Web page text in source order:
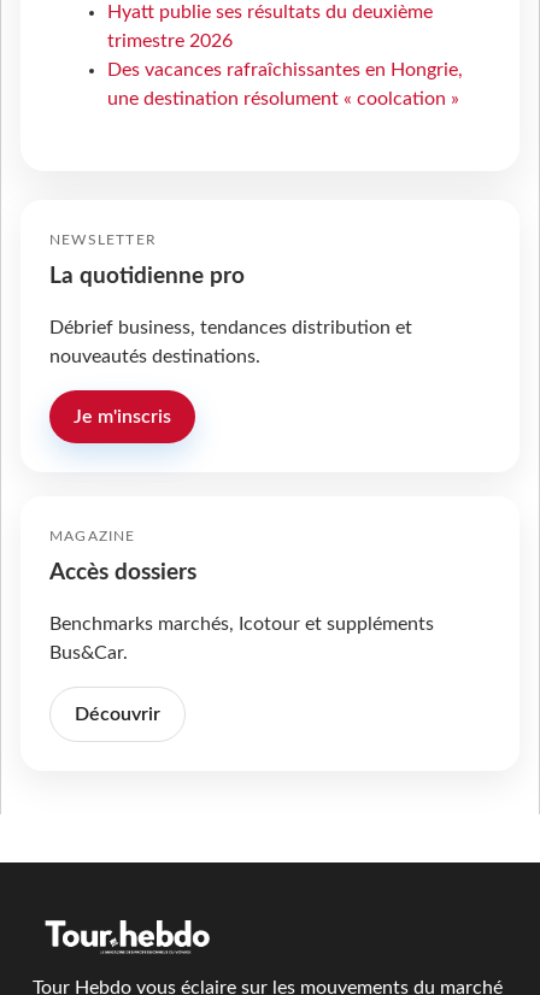
Hyatt publie ses résultats du deuxième
trimestre 2026
Des vacances rafraîchissantes en Hongrie,
une destination résolument « coolcation »
NEWSLETTER
La quotidienne pro
Débrief business, tendances distribution et
nouveautés destinations.
Je m'inscris
MAGAZINE
Accès dossiers
Benchmarks marchés, Icotour et suppléments
Bus&Car.
Découvrir
Tour Hebdo vous éclaire sur les mouvements du marché